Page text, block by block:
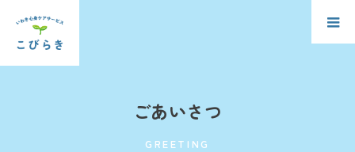
ごあいさつ
GREETING